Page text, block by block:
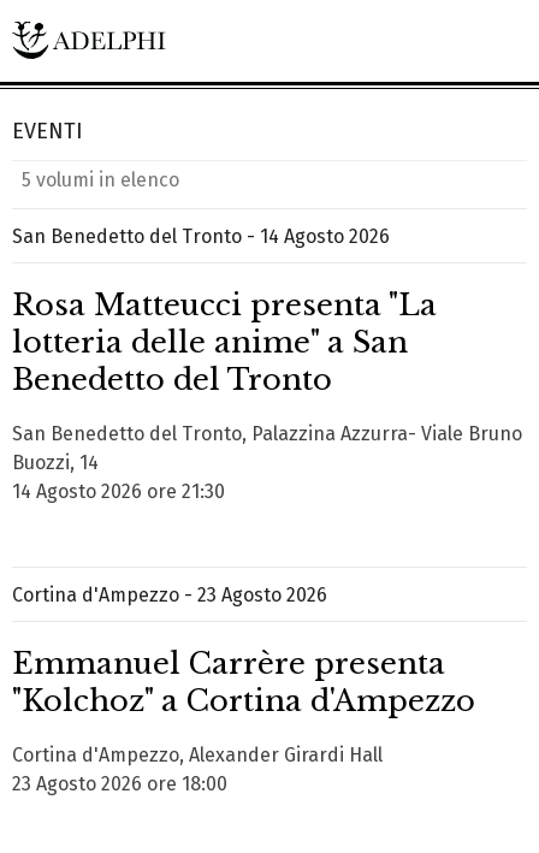
EVENTI
5 volumi in elenco
San Benedetto del Tronto - 14 Agosto 2026
Rosa Matteucci presenta "La
lotteria delle anime" a San
Benedetto del Tronto
San Benedetto del Tronto, Palazzina Azzurra- Viale Bruno
Buozzi, 14
14 Agosto 2026 ore 21:30
Cortina d'Ampezzo - 23 Agosto 2026
Emmanuel Carrère presenta
"Kolchoz" a Cortina d'Ampezzo
Cortina d'Ampezzo, Alexander Girardi Hall
23 Agosto 2026 ore 18:00